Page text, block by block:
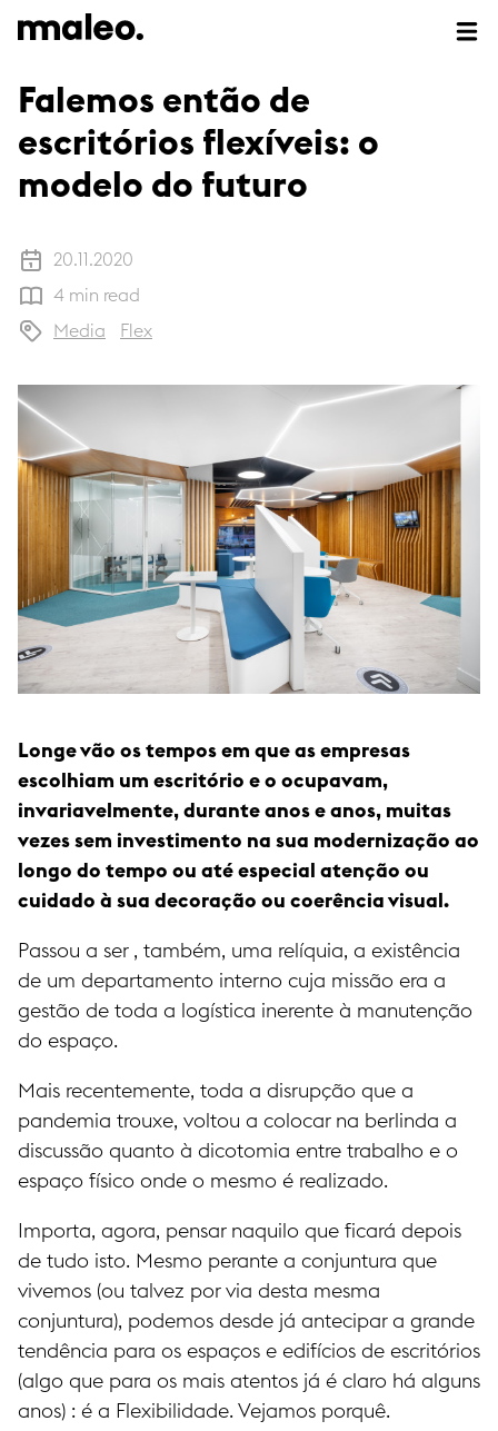
Articles
Falemos então de
escritórios flexíveis: o
modelo do futuro
20.11.2020
4 min read
Media
Flex
Longe vão os tempos em que as empresas
escolhiam um escritório e o ocupavam,
invariavelmente, durante anos e anos, muitas
vezes sem investimento na sua modernização ao
longo do tempo ou até especial atenção ou
cuidado à sua decoração ou coerência visual.
Passou a ser , também, uma relíquia, a existência
de um departamento interno cuja missão era a
gestão de toda a logística inerente à manutenção
do espaço.
Mais recentemente, toda a disrupção que a
pandemia trouxe, voltou a colocar na berlinda a
discussão quanto à dicotomia entre trabalho e o
espaço físico onde o mesmo é realizado.
Importa, agora, pensar naquilo que ficará depois
de tudo isto. Mesmo perante a conjuntura que
vivemos (ou talvez por via desta mesma
conjuntura), podemos desde já antecipar a grande
tendência para os espaços e edifícios de escritórios
(algo que para os mais atentos já é claro há alguns
anos) : é a Flexibilidade. Vejamos porquê.